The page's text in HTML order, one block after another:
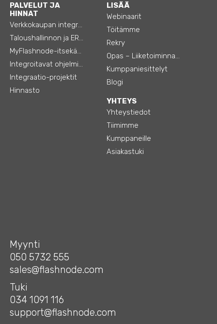
PALVELUT JA
HINNAT
Verkkokaupan integraatiot
Taloushallinnon ja ERP:n integraatiot
MyFlashnode-itsekäyttö-automaatio
Integroitavat ohjelmistot
Integraatio-projektit
Hinnasto
LISÄÄ
Webinaarit
Töitämme
Rekry
Opas – Liiketoiminnan tehostamiseen
Kumppaniesittelyt
Blogi
YHTEYS
Yhteystiedot
Tiimimme
Kumppaneille
Asiakastuki
Myynti
050 5732 555
sales@flashnode.com
Tuki
034 1091 116
support@flashnode.com